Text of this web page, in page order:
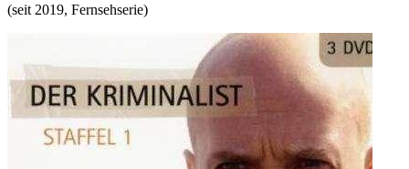
(seit 2019, Fernsehserie)